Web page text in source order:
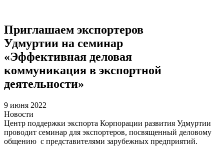
Приглашаем экспортеров
Удмуртии на семинар
«Эффективная деловая
коммуникация в экспортной
деятельности»
9 июня 2022
Новости
Центр поддержки экспорта Корпорации развития Удмуртии
проводит семинар для экспортеров, посвященный деловому
общению с представителями зарубежных предприятий.